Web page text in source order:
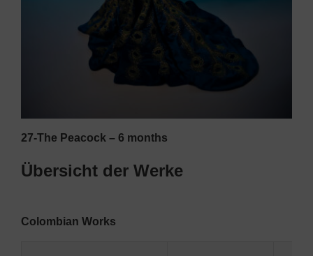
27-The Peacock – 6 months
Übersicht der Werke
Colombian Works